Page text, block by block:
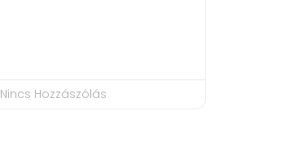
Nincs Hozzászólás